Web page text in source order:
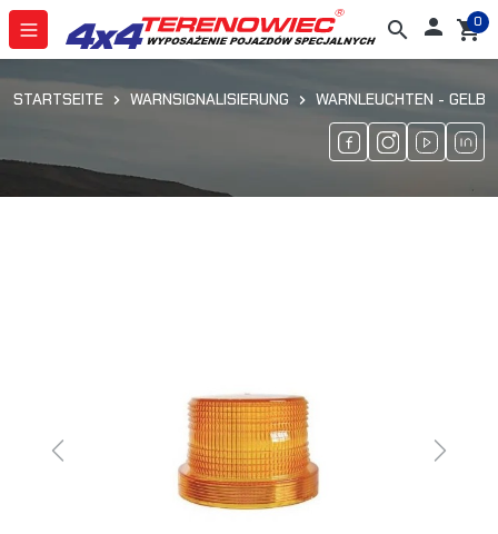
search  shopping_cart
0
STARTSEITE WARNSIGNALISIERUNG WARNLEUCHTEN - GELB
Previous Next